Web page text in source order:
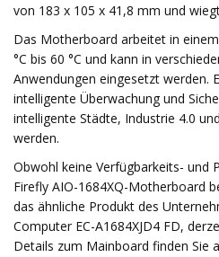
von 183 x 105 x 41,8 mm und
Das Motherboard arbeitet in
°C bis 60 °C und kann in
Anwendungen eingesetzt werden.
intelligente Überwachung und
intelligente Städte, Industrie 4.0
werden.
Obwohl keine Verfügbarkeits- und
Firefly AIO-1684XQ-Motherboard
das ähnliche Produkt des
Computer EC-A1684XJD4 FD,
Details zum Mainboard finden Sie